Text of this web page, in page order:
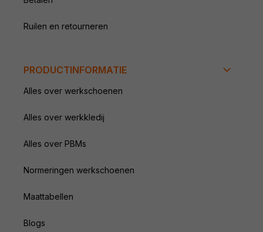
Ruilen en retourneren
PRODUCTINFORMATIE
Alles over werkschoenen
Alles over werkkledij
Alles over PBMs
Normeringen werkschoenen
Maattabellen
Blogs